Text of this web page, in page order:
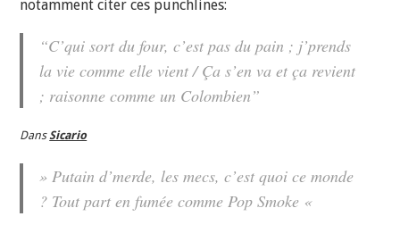
notamment citer ces punchlines:
“C’qui sort du four, c’est pas du pain ; j’prends
la vie comme elle vient / Ça s’en va et ça revient
; raisonne comme un Colombien”
DansSicario
» Putain d’merde, les mecs, c’est quoi ce monde
? Tout part en fumée comme Pop Smoke «